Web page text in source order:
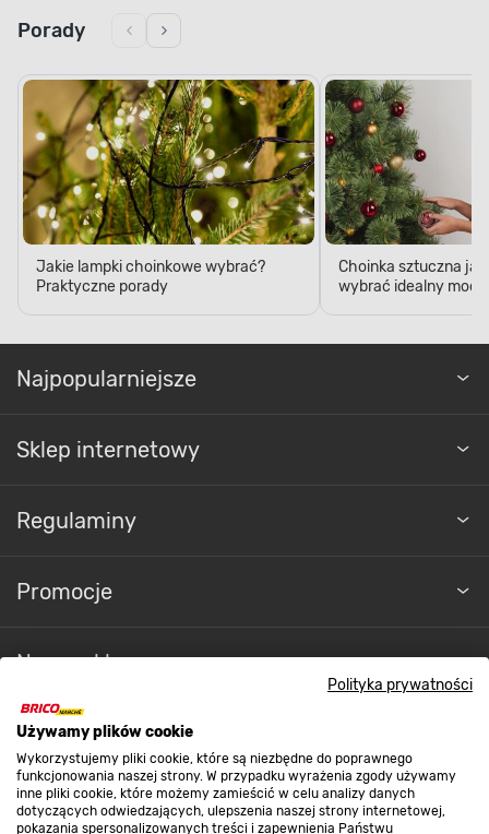
Polityka prywatności
Używamy plików cookie
Wykorzystujemy pliki cookie, które są niezbędne do poprawnego
funkcjonowania naszej strony. W przypadku wyrażenia zgody używamy
inne pliki cookie, które możemy zamieścić w celu analizy danych
dotyczących odwiedzających, ulepszenia naszej strony internetowej,
pokazania spersonalizowanych treści i zapewnienia Państwu
Porady
Jakie lampki choinkowe wybrać?
Praktyczne porady
Choinka sztuczna
wybrać idealny
Najpopularniejsze
Sklep internetowy
Regulaminy
Promocje
Nasze sklepy
O nas
Kontakt do sklepu